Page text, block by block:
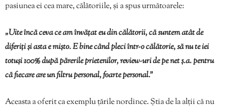
pasiunea ei cea mare, călătoriile, și a spus următoarele:
„Uite încă ceva ce am învățat eu din călătorii, că suntem atât de
diferiți și asta e mișto. E bine când pleci într-o călătorie, să nu te iei
totuși 100% după părerile prietenilor, review-uri de pe net ș.a. pentru
că fiecare are un filtru personal, foarte personal.”
Aceasta a oferit ca exemplu țările nordince. Știa de la alții că nu